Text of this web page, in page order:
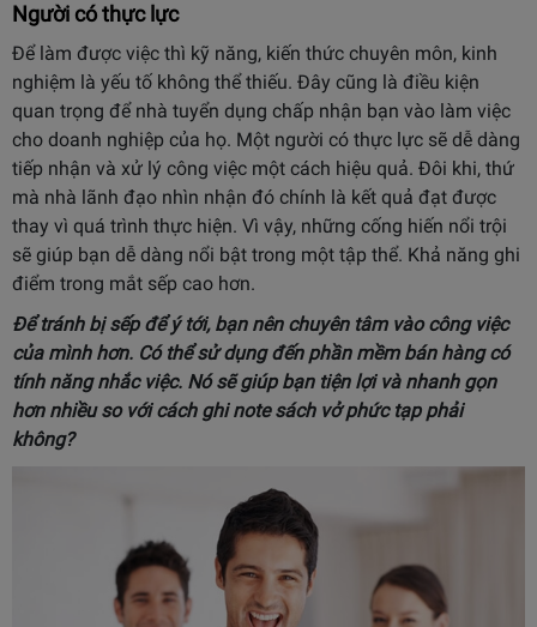
Người có thực lực
Để làm được việc thì kỹ năng, kiến thức chuyên môn, kinh
nghiệm là yếu tố không thể thiếu. Đây cũng là điều kiện
quan trọng để nhà tuyển dụng chấp nhận bạn vào làm việc
cho doanh nghiệp của họ. Một người có thực lực sẽ dễ dàng
tiếp nhận và xử lý công việc một cách hiệu quả. Đôi khi, thứ
mà nhà lãnh đạo nhìn nhận đó chính là kết quả đạt được
thay vì quá trình thực hiện. Vì vậy, những cống hiến nổi trội
sẽ giúp bạn dễ dàng nổi bật trong một tập thể. Khả năng ghi
điểm trong mắt sếp cao hơn.
Để tránh bị sếp để ý tới, bạn nên chuyên tâm vào công việc
của mình hơn. Có thể sử dụng đến phần mềm bán hàngcó
tính năng nhắc việc. Nó sẽ giúp bạn tiện lợi và nhanh gọn
hơn nhiều so với cách ghi note sách vở phức tạp phải
không?